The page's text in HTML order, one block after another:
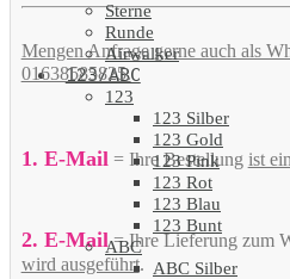
Sterne
Runde
Airwalker
123/ABC
123
123 Silber
123 Gold
123 Pink
123 Rot
123 Blau
123 Bunt
ABC
ABC Silber
Mengen Anfrage gerne auch als
01638585825.
1. E-Mail = Ihre Bestellung ist
2. E-Mail= Ihre Lieferung zum
wird ausgeführt.